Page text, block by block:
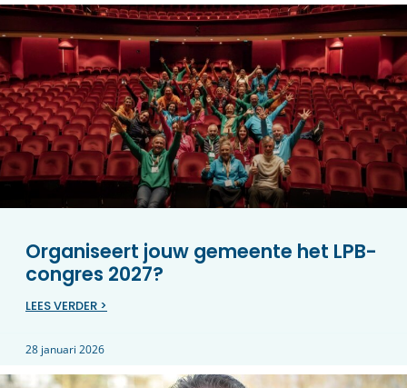
Organiseert jouw gemeente het LPB-
congres 2027?
LEES VERDER >
28 januari 2026